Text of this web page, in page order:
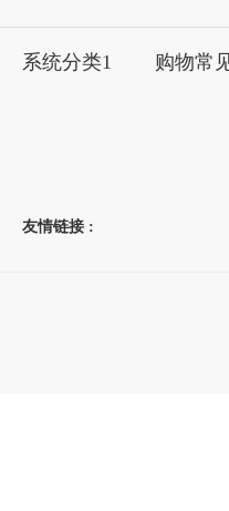
系统分类1
友情链接 :